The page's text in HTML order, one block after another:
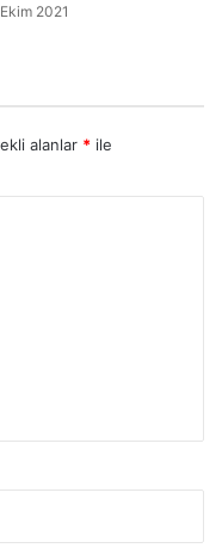
2021
alanlar * ile